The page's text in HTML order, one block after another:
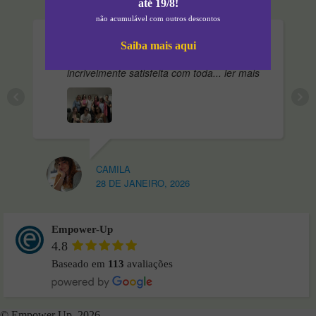
Concluí o curso de
incrivelmente satisfeita com toda... ler mais
CAMILA
28 DE JANEIRO, 2026
Empower-Up
4.8
Baseado em 113 avaliações
até 19/8!
não acumulável com outros descontos
Saiba mais aqui